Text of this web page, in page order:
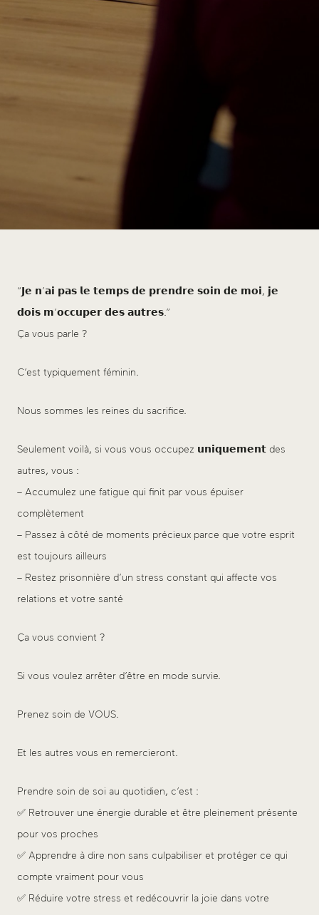
“𝗝𝗲 𝗻’𝗮𝗶 𝗽𝗮𝘀 𝗹𝗲 𝘁𝗲𝗺𝗽𝘀 𝗱𝗲 𝗽𝗿𝗲𝗻𝗱𝗿𝗲 𝘀𝗼𝗶𝗻 𝗱𝗲 𝗺𝗼𝗶, 𝗷𝗲
𝗱𝗼𝗶𝘀 𝗺’𝗼𝗰𝗰𝘂𝗽𝗲𝗿 𝗱𝗲𝘀 𝗮𝘂𝘁𝗿𝗲𝘀.”
Ça vous parle ?
C’est typiquement féminin.
Nous sommes les reines du sacrifice.
Seulement voilà, si vous vous occupez 𝘂𝗻𝗶𝗾𝘂𝗲𝗺𝗲𝗻𝘁 des
autres, vous :
– Accumulez une fatigue qui finit par vous épuiser
complètement
– Passez à côté de moments précieux parce que votre esprit
est toujours ailleurs
– Restez prisonnière d’un stress constant qui affecte vos
relations et votre santé
Ça vous convient ?
Si vous voulez arrêter d’être en mode survie.
Prenez soin de VOUS.
Et les autres vous en remercieront.
Prendre soin de soi au quotidien, c’est :
✅ Retrouver une énergie durable et être pleinement présente
pour vos proches
✅ Apprendre à dire non sans culpabiliser et protéger ce qui
compte vraiment pour vous
✅ Réduire votre stress et redécouvrir la joie dans votre